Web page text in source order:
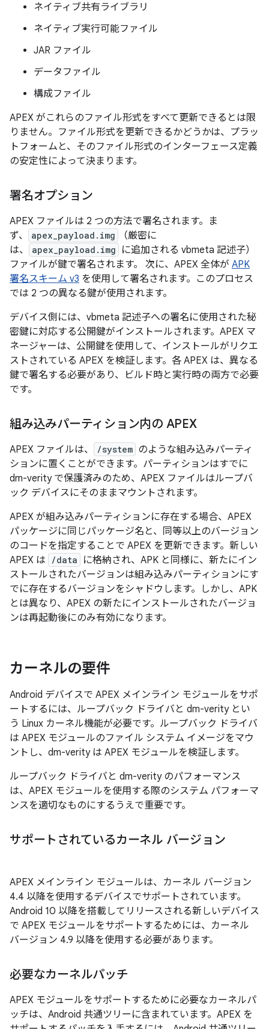
ネイティブ共有ライブラリ
ネイティブ実行可能ファイル
JAR ファイル
データファイル
構成ファイル
APEX がこれらのファイル形式をすべて更新できるとは限
りません。ファイル形式を更新できるかどうかは、プラッ
トフォームと、そのファイル形式のインターフェース定義
の安定性によって決まります。
署名オプション
APEX ファイルは 2 つの方法で署名されます。ま
ず、
apex_payload.img
（厳密に
は、
apex_payload.img
に追加される vbmeta 記述子）
ファイルが鍵で署名されます。 次に、APEX 全体が APK
署名スキーム v3 を使用して署名されます。このプロセス
では 2 つの異なる鍵が使用されます。
デバイス側には、vbmeta 記述子への署名に使用された秘
密鍵に対応する公開鍵がインストールされます。APEX マ
ネージャーは、公開鍵を使用して、インストールがリクエ
ストされている APEX を検証します。各 APEX は、異なる
鍵で署名する必要があり、ビルド時と実行時の両方で必要
です。
組み込みパーティション内の APEX
APEX ファイルは、 /system のような組み込みパーティ
ションに置くことができます。パーティションはすでに
dm-verity で保護済みのため、APEX ファイルはループバ
ック デバイスにそのままマウントされます。
APEX が組み込みパーティションに存在する場合、APEX
パッケージに同じパッケージ名と、同等以上のバージョン
のコードを指定することで APEX を更新できます。新しい
APEX は
/data
に格納され、APK と同様に、新たにイン
ストールされたバージョンは組み込みパーティションにす
でに存在するバージョンをシャドウします。しかし、APK
とは異なり、APEX の新たにインストールされたバージョ
ンは再起動後にのみ有効になります。
カーネルの要件
Android デバイスで APEX メインライン モジュールをサポ
ートするには、ループバック ドライバと dm-verity とい
う Linux カーネル機能が必要です。ループバック ドライバ
は APEX モジュールのファイル システム イメージをマウ
ントし、dm-verity は APEX モジュールを検証します。
ループバック ドライバと dm-verity のパフォーマンス
は、APEX モジュールを使用する際のシステム パフォーマ
ンスを適切なものにするうえで重要です。
サポートされているカーネル バージョン
APEX メインライン モジュールは、カーネル バージョン
4.4 以降を使用するデバイスでサポートされています。
Android 10 以降を搭載してリリースされる新しいデバイス
で APEX モジュールをサポートするためには、カーネル
バージョン 4.9 以降を使用する必要があります。
必要なカーネルパッチ
APEX モジュールをサポートするために必要なカーネルパ
ッチは、Android 共通ツリーに含まれています。APEX を